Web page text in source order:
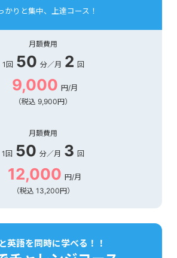
かりと集中、上達コース！
月額費用
1回 50 分／月 2 回
9,000 円/月
（税込 9,900円）
月額費用
1回 50 分／月 3 回
12,000 円/月
（税込 13,200円）
英語を同時に学べる！！